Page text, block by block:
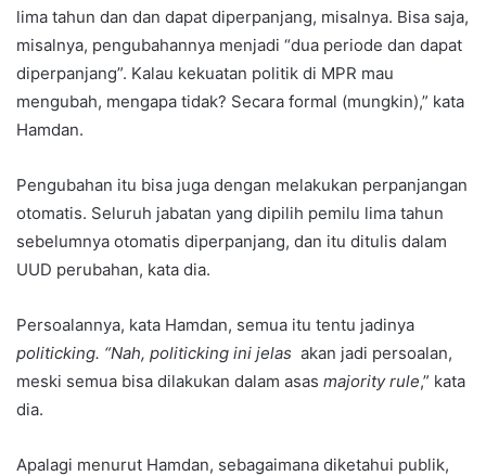
lima tahun dan dan dapat diperpanjang, misalnya. Bisa saja,
misalnya, pengubahannya menjadi “dua periode dan dapat
diperpanjang”. Kalau kekuatan politik di MPR mau
mengubah, mengapa tidak? Secara formal (mungkin),” kata
Hamdan.
Pengubahan itu bisa juga dengan melakukan perpanjangan
otomatis. Seluruh jabatan yang dipilih pemilu lima tahun
sebelumnya otomatis diperpanjang, dan itu ditulis dalam
UUD perubahan, kata dia.
Persoalannya, kata Hamdan, semua itu tentu jadinya
politicking. “Nah, politicking ini jelas akan jadi persoalan,
meski semua bisa dilakukan dalam asas majority rule,” kata
dia.
Apalagi menurut Hamdan, sebagaimana diketahui publik,